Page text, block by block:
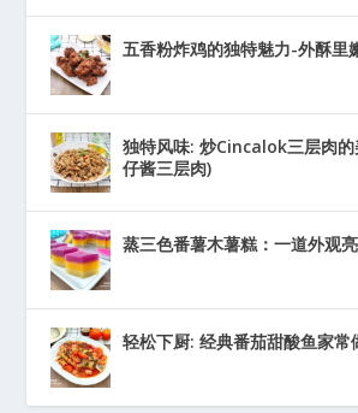
五香粉炸鸡的独特魅力-外酥里
独特风味: 炒Cincalok三层肉
仔酱三层肉)
蒸三色番薯木薯糕：一道外观
轻松下厨: 经典番茄甜酸鱼家常